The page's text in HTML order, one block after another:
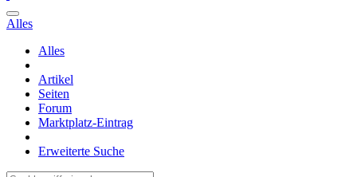
Alles
Alles
Artikel
Seiten
Forum
Marktplatz-Eintrag
Erweiterte Suche